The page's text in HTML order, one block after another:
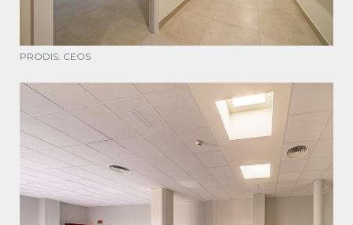
PRODIS. CEOS